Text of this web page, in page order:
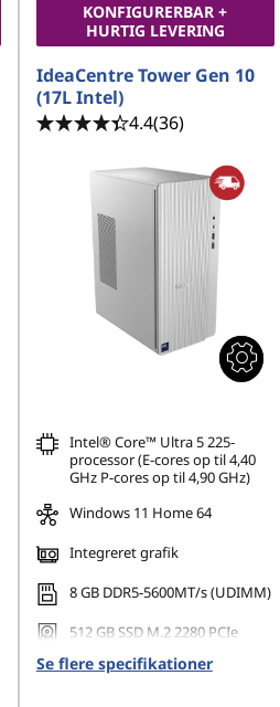
KONFIGURERBAR +
HURTIG LEVERING
IdeaCentre Tower Gen 10
(17L Intel)
4.4(36)
Intel® Core™ Ultra 5 225-
processor (E-cores op til 4,40
GHz P-cores op til 4,90 GHz)
Windows 11 Home 64
Integreret grafik
8 GB DDR5-5600MT/s (UDIMM)
512 GB SSD M.2 2280 PCIe
Se flere specifikationer